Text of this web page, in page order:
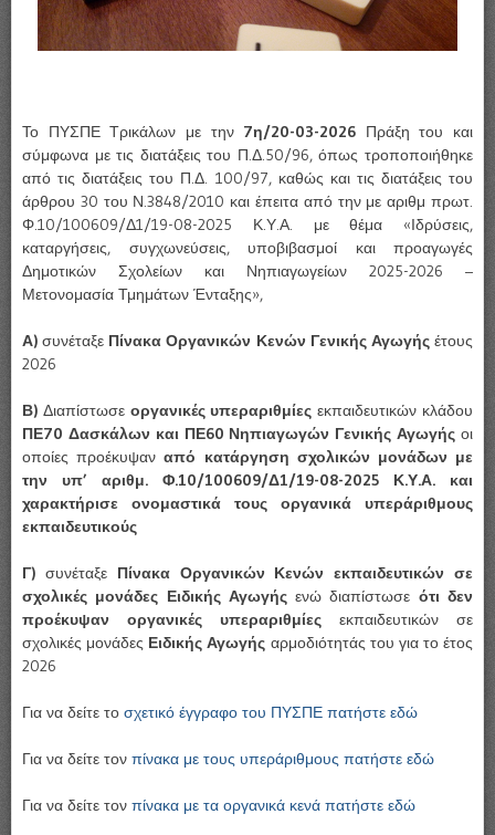
Το ΠΥΣΠΕ Τρικάλων με την 7η/20-03-2026 Πράξη του και
σύμφωνα με τις διατάξεις του Π.Δ.50/96, όπως τροποποιήθηκε
από τις διατάξεις του Π.Δ. 100/97, καθώς και τις διατάξεις του
άρθρου 30 του Ν.3848/2010 και έπειτα από την με αριθμ πρωτ.
Φ.10/100609/Δ1/19-08-2025 Κ.Υ.Α. με θέμα «Ιδρύσεις,
καταργήσεις, συγχωνεύσεις, υποβιβασμοί και προαγωγές
Δημοτικών Σχολείων και Νηπιαγωγείων 2025-2026 –
Μετονομασία Τμημάτων Ένταξης»,
Α) συνέταξε Πίνακα Οργανικών Κενών Γενικής Αγωγήςέτους
2026
Β) Διαπίστωσε οργανικές υπεραριθμίες εκπαιδευτικών κλάδου
ΠΕ70 Δασκάλων και ΠΕ60 Νηπιαγωγών Γενικής Αγωγής οι
οποίες προέκυψαναπό κατάργηση σχολικών μονάδων με
την υπ’ αριθμ. Φ.10/100609/Δ1/19-08-2025 Κ.Υ.Α. και
χαρακτήρισε ονομαστικά τους οργανικά υπεράριθμους
εκπαιδευτικούς
Γ) συνέταξε Πίνακα Οργανικών Κενών εκπαιδευτικών σε
σχολικές μονάδες Ειδικής Αγωγήςενώ διαπίστωσε ότι δεν
προέκυψαν οργανικές υπεραριθμίες εκπαιδευτικών σε
σχολικές μονάδες Ειδικής Αγωγής αρμοδιότητάς του για το έτος
2026
Για να δείτε το σχετικό έγγραφο του ΠΥΣΠΕ πατήστε εδώ
Για να δείτε τον πίνακα με τους υπεράριθμους πατήστε εδώ
Για να δείτε τον πίνακα με τα οργανικά κενά πατήστε εδώ